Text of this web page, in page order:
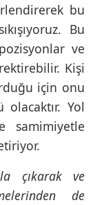
bu
Bu
ve
Kişi
için onu
Yol
samimiyetle
çıkarak ve
de